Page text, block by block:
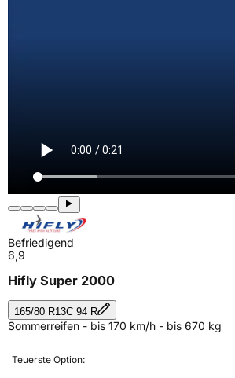
Befriedigend
6,9
Hifly Super 2000
165/80 R13C 94 R
Sommerreifen - bis 170 km/h - bis 670 kg
Teuerste Option: